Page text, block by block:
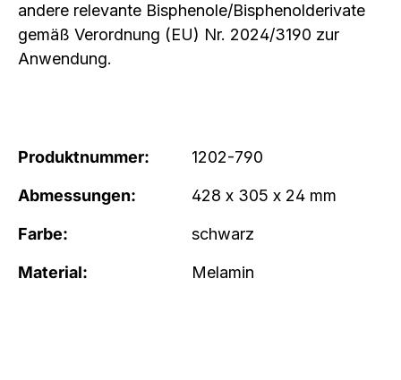
andere relevante Bisphenole/Bisphenolderivate
gemäß Verordnung (EU) Nr. 2024/3190 zur
Anwendung.
Produktnummer: 1202-790
Abmessungen: 428 x 305 x 24 mm
Farbe: schwarz
Material: Melamin